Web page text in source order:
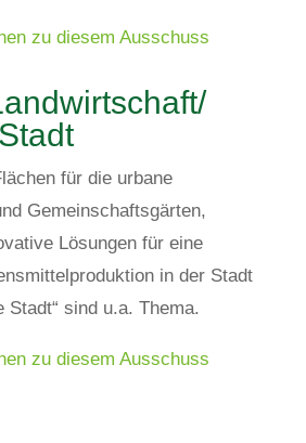
zu diesem Ausschuss
für die urbane
Gemeinschaftsgärten,
Lösungen für eine
in der Stadt
Stadt“ sind u.a. Thema.
zu diesem Ausschuss